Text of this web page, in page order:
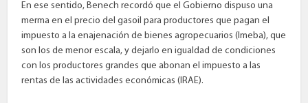
En ese sentido, Benech recordó que el Gobierno dispuso una
merma en el precio del gasoil para productores que pagan el
impuesto a la enajenación de bienes agropecuarios (Imeba), que
son los de menor escala, y dejarlo en igualdad de condiciones
con los productores grandes que abonan el impuesto a las
rentas de las actividades económicas (IRAE).